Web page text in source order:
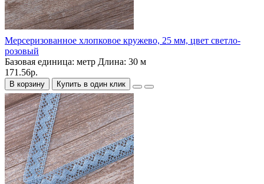
Мерсеризованное хлопковое кружево, 25 мм, цвет светло-
розовый
Базовая единица: метр Длина: 30 м
171.56р.
В корзину Купить в один клик